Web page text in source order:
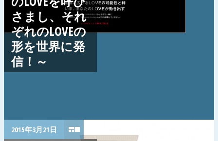
さまし、それ
ぞれのLOVEの
形を世界に発
信！～
2015年3月21日